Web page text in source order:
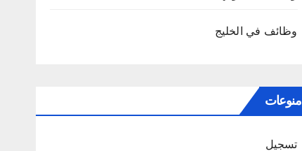
وظائف في الخليج
منوعات
تسجيل